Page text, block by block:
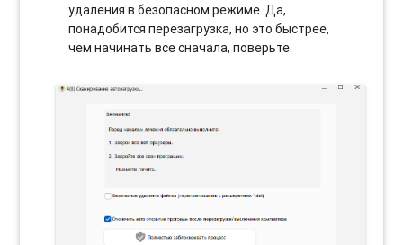
удаления в безопасном режиме. Да,
понадобится перезагрузка, но это быстрее,
чем начинать все сначала, поверьте.